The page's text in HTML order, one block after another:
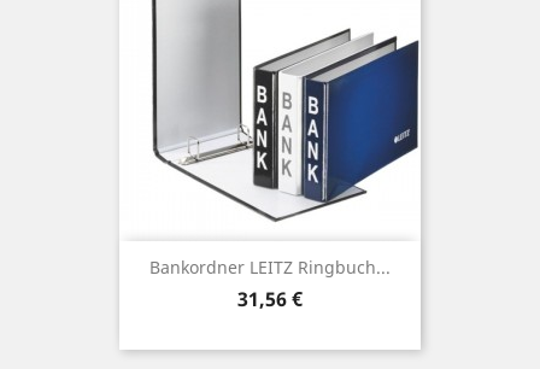
Bankordner LEITZ Ringbuch...
Preis
31,56 €